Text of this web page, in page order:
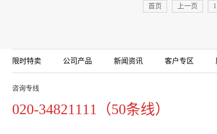
首页 上一页 1
限时特卖 公司产品 新闻资讯 客户专区
咨询专线
020-34821111（50条线）